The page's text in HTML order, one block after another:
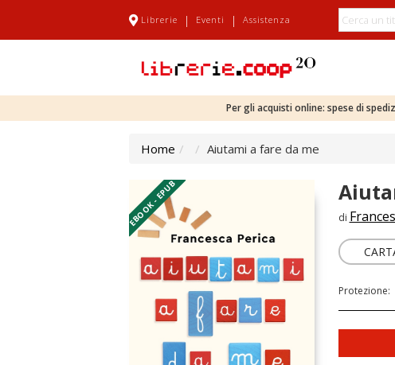
Librerie | Eventi | Assistenza
Per gli acquisti online: spese di
Home Aiutami a fare da me
EBOOK - EPUB di
Protezione: